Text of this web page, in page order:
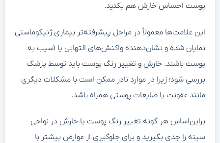
پوست احساس خارش هم بکنید.
این علامت‌ها معمولاً در مراحل پیشرفته‌تر بیماری ژنیکوماستی
نمایان شده و نشان‌دهنده واکنش‌های التهابی یا آسیب به
پوست باشند. خارش و تغییر رنگ پوست باید توسط پزشک
بررسی شود؛ زیرا در موارد نادر ممکن است با مشکلات دیگری
مانند عفونت یا ضایعات پوستی همراه باشد.
براین‌اساس هر گونه تغییر رنگ پوست یا خارش در نواحی
سینه را جدی بگیرید و برای جلوگیری از عوارض بیشتر با